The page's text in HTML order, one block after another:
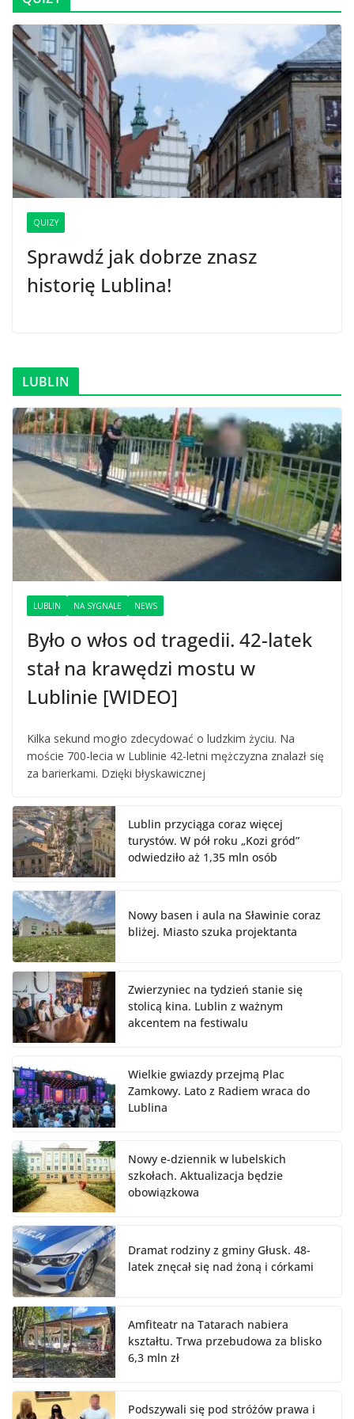
QUIZY
Sprawdź jak dobrze znasz
historię Lublina!
LUBLIN
LUBLIN NA SYGNALE NEWS
Było o włos od tragedii. 42-latek
stał na krawędzi mostu w
Lublinie [WIDEO]
Kilka sekund mogło zdecydować o ludzkim życiu. Na
moście 700-lecia w Lublinie 42-letni mężczyzna znalazł się
za barierkami. Dzięki błyskawicznej
Lublin przyciąga coraz więcej
turystów. W pół roku „Kozi gród”
odwiedziło aż 1,35 mln osób
Nowy basen i aula na Sławinie coraz
bliżej. Miasto szuka projektanta
Zwierzyniec na tydzień stanie się
stolicą kina. Lublin z ważnym
akcentem na festiwalu
Wielkie gwiazdy przejmą Plac
Zamkowy. Lato z Radiem wraca do
Lublina
Nowy e-dziennik w lubelskich
szkołach. Aktualizacja będzie
obowiązkowa
Dramat rodziny z gminy Głusk. 48-
latek znęcał się nad żoną i córkami
Amfiteatr na Tatarach nabiera
kształtu. Trwa przebudowa za blisko
6,3 mln zł
Podszywali się pod stróżów prawa i